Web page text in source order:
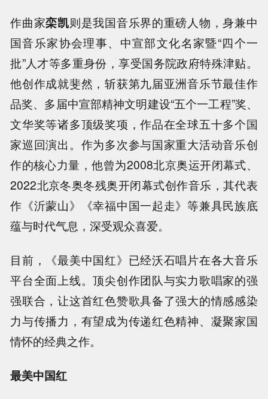
作曲家栾凯则是我国音乐界的重磅人物，身兼中
国音乐家协会理事、中宣部文化名家暨“四个一
批”人才等多重身份，享受国务院政府特殊津贴。
他创作成就斐然，斩获第九届亚洲音乐节最佳作
品奖、多届中宣部精神文明建设“五个一工程”奖、
文华奖等诸多顶级奖项，作品在全球五十多个国
家巡回演出。作为多次参与国家重大活动音乐创
作的核心力量，他曾为2008北京奥运开闭幕式、
2022北京冬奥冬残奥开闭幕式创作音乐，其代表
作《沂蒙山》《幸福中国一起走》等兼具民族底
蕴与时代气息，深受观众喜爱。
目前，《最美中国红》已经沃石唱片在各大音乐
平台全面上线。顶尖创作团队与实力歌唱家的强
强联合，让这首红色赞歌具备了强大的情感感染
力与传播力，有望成为传递红色精神、凝聚家国
情怀的经典之作。
最美中国红